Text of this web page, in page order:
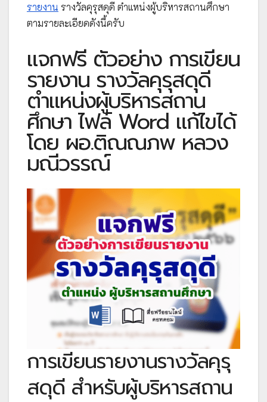
รายงาน รางวัลคุรุสดุดี ตำแหน่งผู้บริหารสถานศึกษา
ตามรายละเอียดดังนี้ครับ
แจกฟรี ตัวอย่าง การเขียน
รายงาน รางวัลคุรุสดุดี
ตำแหน่งผู้บริหารสถาน
ศึกษา ไฟล์ Word แก้ไขได้
โดย ผอ.ติณณภพ หลวง
มณีวรรณ์
การเขียนรายงานรางวัลคุรุ
สดุดี สำหรับผู้บริหารสถาน